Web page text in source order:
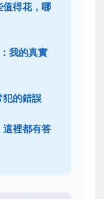
值得花，哪
我的真實
犯的錯誤
這裡都有答